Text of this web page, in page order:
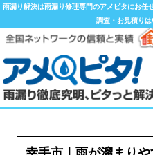
雨漏り解決は雨漏り修理専門のアメピタにお任
調査・お見積りは